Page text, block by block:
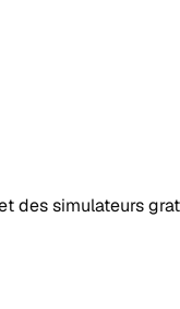
des simulateurs